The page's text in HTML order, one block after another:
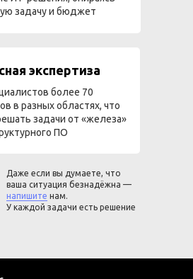
задачу и бюджет
экспертиза
более 70
в разных областях, что
задачи от «железа»
ПО
Даже если вы думаете, что
ваша ситуация безнадёжна —
напишите нам.
У каждой задачи есть решение